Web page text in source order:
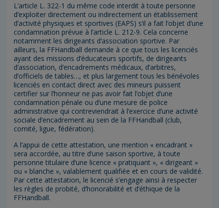
L’article L. 322-1 du même code interdit à toute personne
d’exploiter directement ou indirectement un établissement
d’activité physiques et sportives (EAPS) s’il a fait l’objet d’une
condamnation prévue à l’article L. 212-9. Cela concerne
notamment les dirigeants d’association sportive. Par
ailleurs, la FFHandball demande à ce que tous les licenciés
ayant des missions d’éducateurs sportifs, de dirigeants
d’association, d’encadrements médicaux, d’arbitres,
d’officiels de tables…, et plus largement tous les bénévoles
licenciés en contact direct avec des mineurs puissent
certifier sur l’honneur ne pas avoir fait l’objet d’une
condamnation pénale ou d’une mesure de police
administrative qui contreviendrait à l’exercice d’une activité
sociale d’encadrement au sein de la FFHandball (club,
comité, ligue, fédération).
A l’appui de cette attestation, une mention « encadrant »
sera accordée, au titre d’une saison sportive, à toute
personne titulaire d’une licence « pratiquant », « dirigeant »
ou « blanche », valablement qualifiée et en cours de validité.
Par cette attestation, le licencié s’engage ainsi à respecter
les règles de probité, d’honorabilité et d’éthique de la
FFHandball.